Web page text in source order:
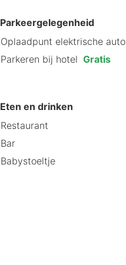
Parkeergelegenheid
Oplaadpunt elektrische auto
Parkeren bij hotel Gratis
Eten en drinken
Restaurant
Bar
Babystoeltje